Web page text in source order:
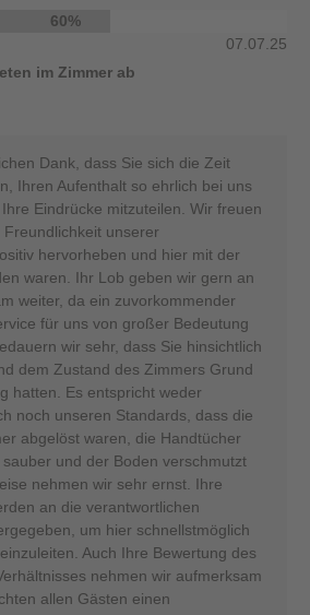
60%
07.07.25
im Zimmer ab
Dank, dass Sie sich die Zeit
Ihren Aufenthalt so ehrlich bei uns
Eindrücke mitzuteilen. Wir freuen
unserer
hervorheben und hier mit der
waren. Ihr Lob geben wir gern an
weiter, da ein zuvorkommender
für uns von großer Bedeutung
wir sehr, dass Sie hinsichtlich
dem Zustand des Zimmers Grund
hatten. Es entspricht weder
noch unseren Standards, dass die
abgelöst waren, die Handtücher
und der Boden verschmutzt
nehmen wir sehr ernst. Ihre
an die verantwortlichen
um hier schnellstmöglich
Auch Ihre Bewertung des
nehmen wir aufmerksam
allen Gästen einen